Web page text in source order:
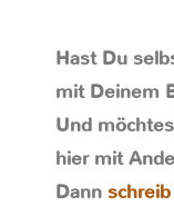
Hast Du
mit Deinem
Und
hier mit
Dann